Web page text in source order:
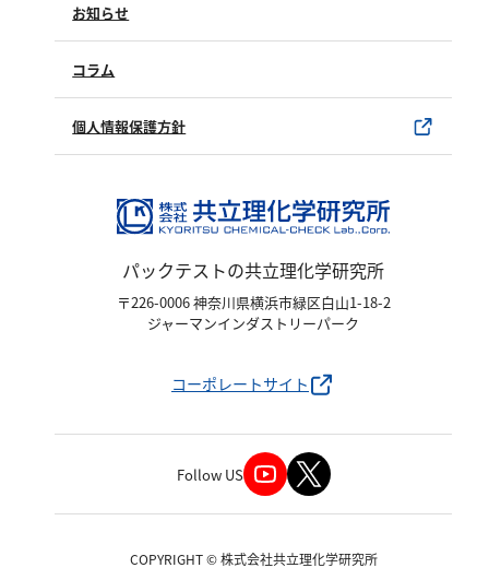
製品のご購入について
SDSについて
水銀使用製品について
該非判定書について
試薬サンプル
製品カタログ
お知らせ
コラム
個人情報保護方針
パックテストの共立理化学研究所
〒226-0006 神奈川県横浜市緑区白山1-18-2
ジャーマンインダストリーパーク
コーポレートサイト
Follow US
COPYRIGHT © 株式会社共立理化学研究所
その他
塩化物
アルカリ度
pH
界面活性剤
ホルムアルデヒド
過酸化水素
オゾン